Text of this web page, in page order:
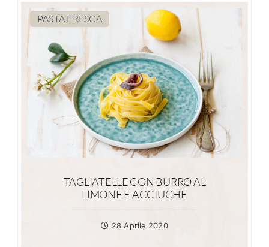
PASTA FRESCA
TAGLIATELLE CON BURRO AL
LIMONE E ACCIUGHE
28 Aprile 2020